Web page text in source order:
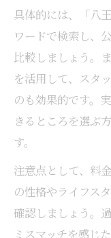
八王子で
コツ
結婚相
八王子
結婚相談
相談所選
結婚相談
八王子結
結婚相談
具体的には、「八
ワードで検索し、
比較しましょう。
を活用して、スタ
のも効果的です。
きるところを選ぶ
す。
注意点として、料
の性格やライフス
確認しましょう。
ミスマッチを感じ